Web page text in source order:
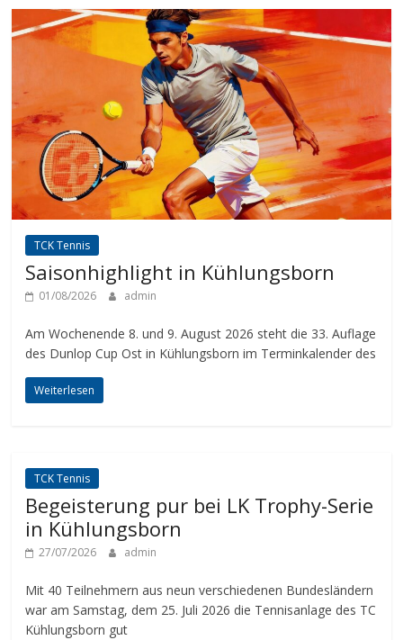
TCK Tennis
Saisonhighlight in Kühlungsborn
01/08/2026 admin
Am Wochenende 8. und 9. August 2026 steht die 33. Auflage
des Dunlop Cup Ost in Kühlungsborn im Terminkalender des
Weiterlesen
TCK Tennis
Begeisterung pur bei LK Trophy-Serie
in Kühlungsborn
27/07/2026 admin
Mit 40 Teilnehmern aus neun verschiedenen Bundesländern
war am Samstag, dem 25. Juli 2026 die Tennisanlage des TC
Kühlungsborn gut